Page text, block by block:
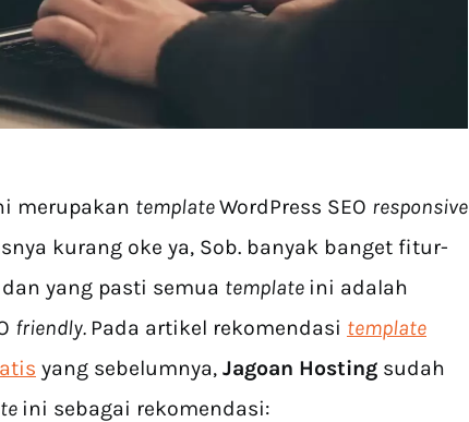
merupakan templateWordPress SEO responsive
kurang oke ya, Sob. banyak banget fitur-
yang pasti semua template ini adalah
friendly. Pada artikel rekomendasi template
yang sebelumnya, Jagoan Hosting sudah
ini sebagai rekomendasi: